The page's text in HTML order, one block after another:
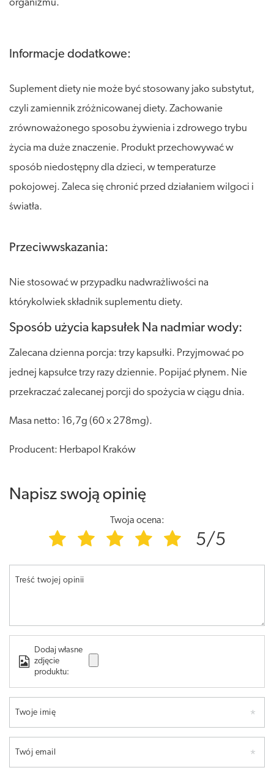
organizmu.
Informacje dodatkowe:
Suplement diety nie może być stosowany jako substytut,
czyli zamiennik zróżnicowanej diety. Zachowanie
zrównoważonego sposobu żywienia i zdrowego trybu
życia ma duże znaczenie. Produkt przechowywać w
sposób niedostępny dla dzieci, w temperaturze
pokojowej. Zaleca się chronić przed działaniem wilgoci i
światła.
Przeciwwskazania:
Nie stosować w przypadku nadwrażliwości na
którykolwiek składnik suplementu diety.
Sposób użycia kapsułek Na nadmiar wody:
Zalecana dzienna porcja: trzy kapsułki. Przyjmować po
jednej kapsułce trzy razy dziennie. Popijać płynem. Nie
przekraczać zalecanej porcji do spożycia w ciągu dnia.
Masa netto: 16,7g (60 x 278mg).
Producent: Herbapol Kraków
Napisz swoją opinię
Twoja ocena:
5/5
Treść twojej opinii
Dodaj własne
zdjęcie
produktu:
Twoje imię
Twój email